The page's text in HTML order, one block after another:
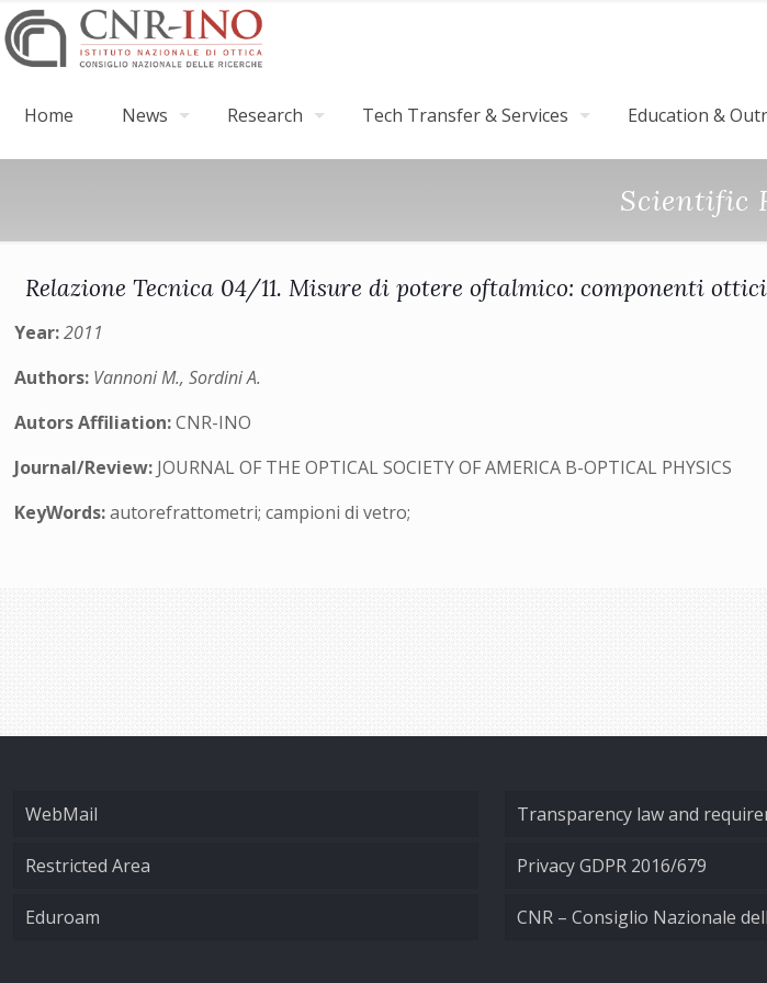
Home News Research Tech Transfer & Services Education &
Scientific
Relazione Tecnica 04/11. Misure di potere oftalmico: componenti
Year:2011
Authors: Vannoni M., Sordini A.
Autors Affiliation:CNR-INO
Journal/Review: JOURNAL OF THE OPTICAL SOCIETY OF AMERICA B-OPTICAL PHYSICS
KeyWords:autorefrattometri; campioni di vetro;
WebMail
Restricted Area
Eduroam
Transparency law and
Privacy GDPR 2016/679
CNR – Consiglio Nazionale